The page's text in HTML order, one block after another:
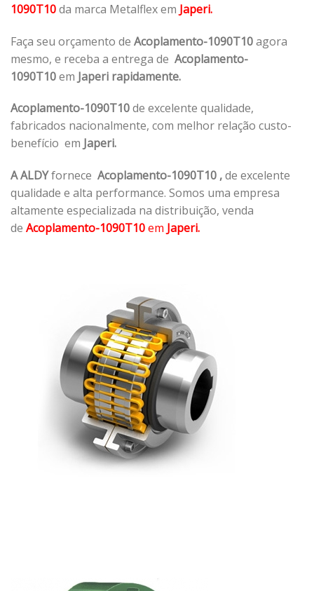
1090T10da marca Metalflex em Japeri.
Faça seu orçamento de Acoplamento-1090T10agora
mesmo, e receba a entrega de Acoplamento-
1090T10em Japeri rapidamente.
Acoplamento-1090T10de excelente qualidade,
fabricados nacionalmente, com melhor relação custo-
benefício em Japeri.
A ALDYfornece Acoplamento-1090T10 ,de excelente
qualidade e alta performance. Somos uma empresa
altamente especializada na distribuição, venda
de Acoplamento-1090T10em Japeri.